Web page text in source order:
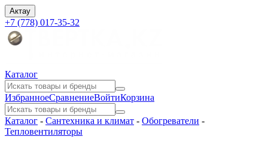
Актау
+7 (778) 017-35-32
Каталог
ИзбранноеСравнениеВойтиКорзина
Каталог - Сантехника и климат - Обогреватели -
Тепловентиляторы